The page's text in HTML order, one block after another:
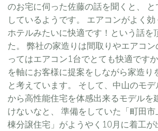
のお宅に伺った佐藤の話を聞くと、
しているようです。 エアコンがよく効
ホテルみたいに快適です！という話を
た。 弊社の家造りは間取りやエアコン
ってはエアコン1台でとても快適です
を軸にお客様に提案をしながら家造り
と考えています。 そして、中山のモ
から高性能住宅を体感出来るモデルを
けないなと、 準備をしていた「町田
棟分譲住宅」がようやく10月に着工が